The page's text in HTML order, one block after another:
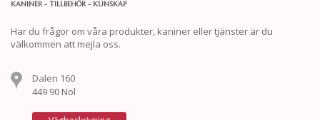
KANINER - TILLBEHÖR - KUNSKAP
Har du frågor om våra produkter, kaniner eller tjänster är du
välkommen att mejla oss.
Dalen 160
449 90 Nol